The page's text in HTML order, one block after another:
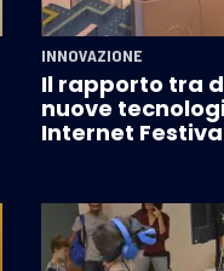
INNOVAZIONE
Il rapporto tra
nuove
Internet